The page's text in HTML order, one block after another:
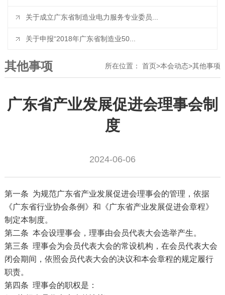
关于成立广东省制造业电力服务专业委员...
关于申报“2018年广东省制造业50...
其他事项 所在位置： 首页>本会动态>其他事项
广东省产业发展促进会理事会制
度
2024-06-06
第一条 为规范广东省产业发展促进会理事会的管理，依据
《广东省行业协会条例》和《广东省产业发展促进会章程》
制定本制度。
第二条 本会设理事会，理事由会员代表大会选举产生。
第三条 理事会为会员代表大会的常设机构，在会员代表大会
闭会期间，依照会员代表大会的决议和本会章程的规定履行
职责。
第四条 理事会的职权是：